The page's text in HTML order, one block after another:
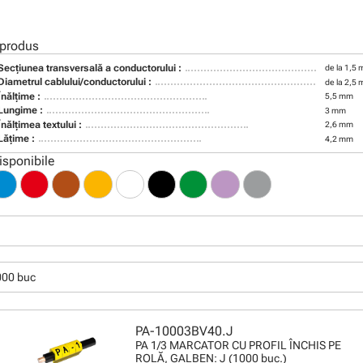
transversală a conductorului : de la 1,5
cablului/conductorului : de la 2,5
: 5,5 mm
: 3 mm
textului : 2,6 mm
: 4,2 mm
buc
PA-10003BV40.J
PA 1/3 MARCATOR CU PROFIL ÎNCHIS PE
ROLĂ, GALBEN: J (1000 buc.)